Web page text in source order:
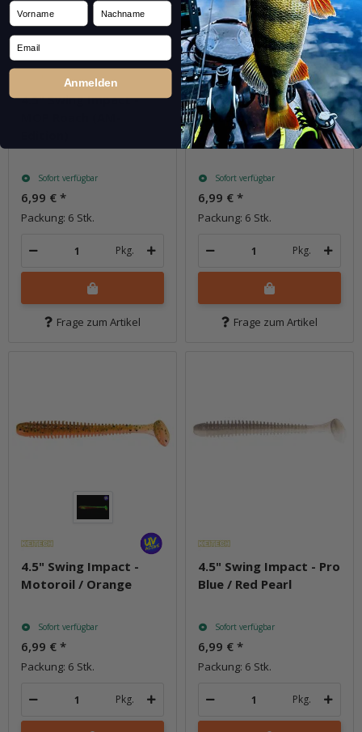
4.5" Swing Impact -
Sofort verfügbar
6,99 € *
Packung: 6 Stk.
Pkg.
Frage zum Artikel
4.5" Swing Impact -
Motoroil / Chartreuse
Sofort verfügbar
6,99 € *
Packung: 6 Stk.
Pkg.
Frage zum Artikel
4.5" Swing Impact -
Motoroil / Orange
Sofort verfügbar
6,99 € *
Packung: 6 Stk.
Pkg.
4.5" Swing Impact - Pro
Blue / Red Pearl
Sofort verfügbar
6,99 € *
Packung: 6 Stk.
Pkg.
Vorname Nachname
Email
Anmelden